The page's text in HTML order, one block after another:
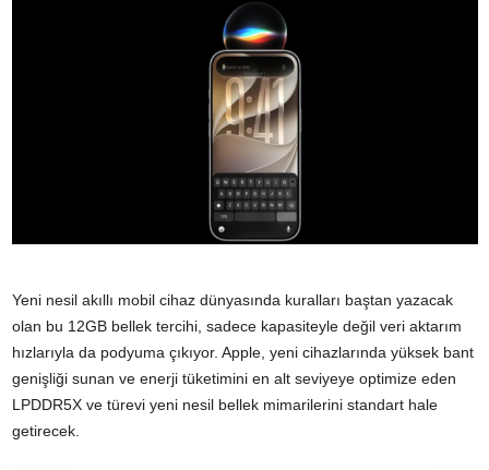
Yeni nesil akıllı mobil cihaz dünyasında kuralları baştan yazacak
olan bu 12GB bellek tercihi, sadece kapasiteyle değil veri aktarım
hızlarıyla da podyuma çıkıyor. Apple, yeni cihazlarında yüksek bant
genişliği sunan ve enerji tüketimini en alt seviyeye optimize eden
LPDDR5X ve türevi yeni nesil bellek mimarilerini standart hale
getirecek.